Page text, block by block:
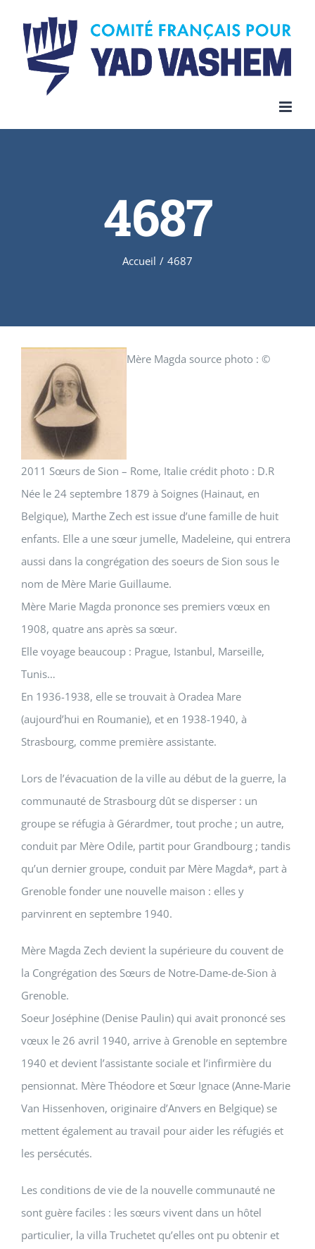
content
4687
Accueil / 4687
Mère Magda source photo : ©
2011 Sœurs de Sion – Rome, Italie crédit photo : D.R
Née le 24 septembre 1879 à Soignes (Hainaut, en
Belgique), Marthe Zech est issue d’une famille de huit
enfants. Elle a une sœur jumelle, Madeleine, qui entrera
aussi dans la congrégation des soeurs de Sion sous le
nom de Mère Marie Guillaume.
Mère Marie Magda prononce ses premiers vœux en
1908, quatre ans après sa sœur.
Elle voyage beaucoup : Prague, Istanbul, Marseille,
Tunis…
En 1936-1938, elle se trouvait à Oradea Mare
(aujourd’hui en Roumanie), et en 1938-1940, à
Strasbourg, comme première assistante.
Lors de l’évacuation de la ville au début de la guerre, la
communauté de Strasbourg dût se disperser : un
groupe se réfugia à Gérardmer, tout proche ; un autre,
conduit par Mère Odile, partit pour Grandbourg ; tandis
qu’un dernier groupe, conduit par Mère Magda*, part à
Grenoble fonder une nouvelle maison : elles y
parvinrent en septembre 1940.
Mère Magda Zech devient la supérieure du couvent de
la Congrégation des Sœurs de Notre-Dame-de-Sion à
Grenoble.
Soeur Joséphine (Denise Paulin) qui avait prononcé ses
vœux le 26 avril 1940, arrive à Grenoble en septembre
1940 et devient l’assistante sociale et l’infirmière du
pensionnat. Mère Théodore et Sœur Ignace (Anne-Marie
Van Hissenhoven, originaire d’Anvers en Belgique) se
mettent également au travail pour aider les réfugiés et
les persécutés.
Les conditions de vie de la nouvelle communauté ne
sont guère faciles : les sœurs vivent dans un hôtel
particulier, la villa Truchetet qu’elles ont pu obtenir et